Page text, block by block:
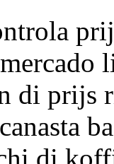
di prijs